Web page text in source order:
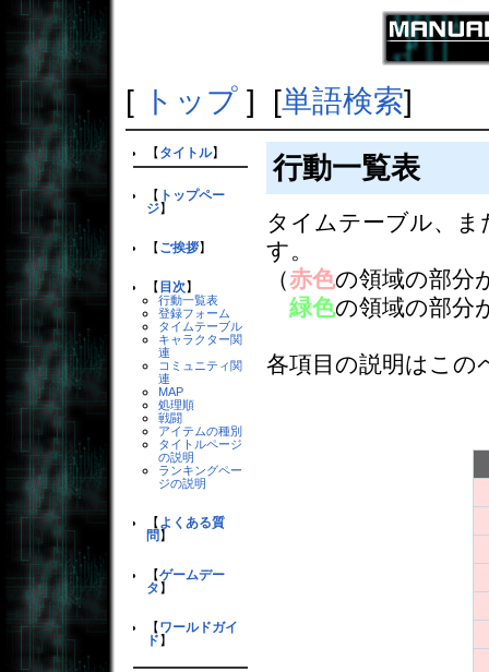
[ トップ ] [単語検索]
【 タイトル】
【 トップペー
ジ】
【ご挨拶】
【目次】
行動一覧表
登録フォーム
タイムテーブル
キャラクター関
連
コミュニティ関
連
MAP
処理順
戦闘
アイテムの種別
タイトルページ
の説明
ランキングペー
ジの説明
【 よくある質
問】
【ゲームデー
タ】
【ワールドガイ
ド】
行動一覧表
タイムテーブル、
す。
（赤色の領域の部分
緑色の領域の部分
各項目の説明はこの